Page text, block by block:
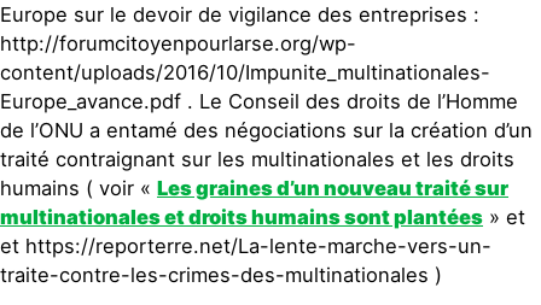
Europe sur le devoir de vigilance des entreprises :
http://forumcitoyenpourlarse.org/wp-
content/uploads/2016/10/Impunite_multinationales-
Europe_avance.pdf . Le Conseil des droits de l’Homme
de l’ONU a entamé des négociations sur la création d’un
traité contraignant sur les multinationales et les droits
humains ( voir « Les graines d’un nouveau traité sur
multinationales et droits humains sont plantées » et
et https://reporterre.net/La-lente-marche-vers-un-
traite-contre-les-crimes-des-multinationales )